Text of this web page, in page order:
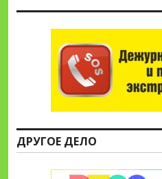
ДРУГОЕ ДЕЛО